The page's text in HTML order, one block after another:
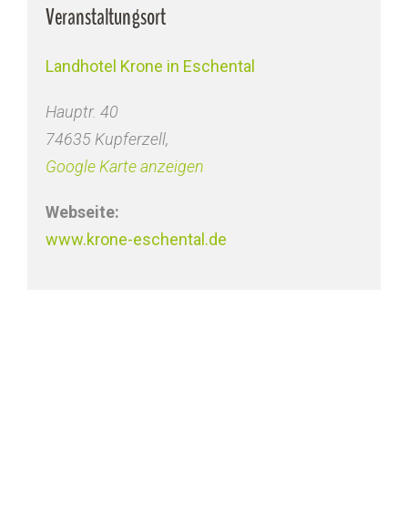
Veranstaltungsort
Landhotel Krone in Eschental
Hauptr. 40
74635 Kupferzell,
Google Karte anzeigen
Webseite:
www.krone-eschental.de